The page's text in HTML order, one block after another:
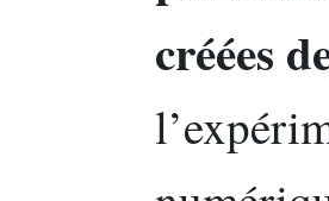
créées